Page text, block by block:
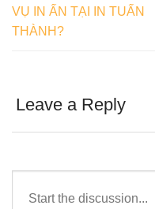
VỤ IN ẤN TẠI IN TUẤN
THÀNH?
Leave a Reply